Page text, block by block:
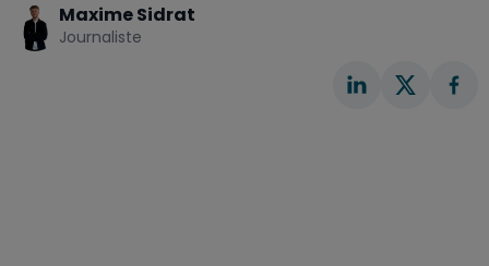
Maxime Sidrat
Journaliste